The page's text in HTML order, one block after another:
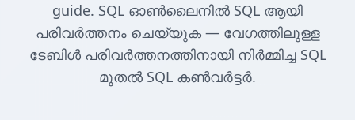
guide. SQL ഓൺലൈനിൽ SQL ആയി
പരിവർത്തനം ചെയ്യുക — വേഗത്തിലുള്ള
ടേബിൾ പരിവർത്തനത്തിനായി നിർമ്മിച്ച SQL
മുതൽ SQL കൺവർട്ടർ.